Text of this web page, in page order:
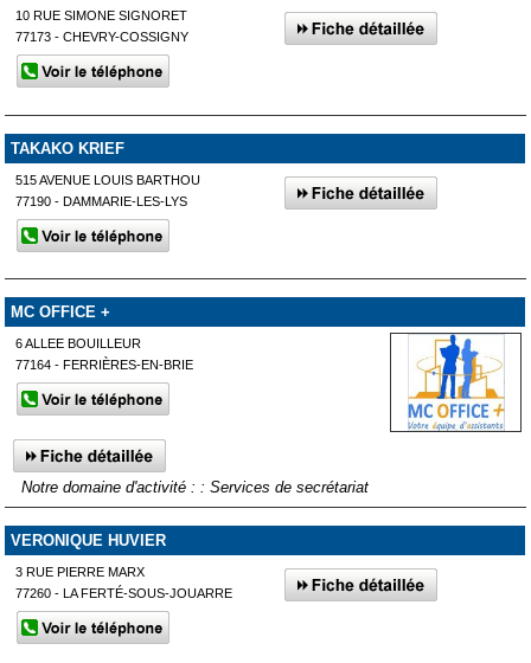
10 RUE SIMONE SIGNORET
77173 - CHEVRY-COSSIGNY
TAKAKO KRIEF
515 AVENUE LOUIS BARTHOU
77190 - DAMMARIE-LES-LYS
MC OFFICE +
6 ALLEE BOUILLEUR
77164 - FERRIÈRES-EN-BRIE
Notre domaine d'activité : : Services de secrétariat
VERONIQUE HUVIER
3 RUE PIERRE MARX
77260 - LA FERTÉ-SOUS-JOUARRE